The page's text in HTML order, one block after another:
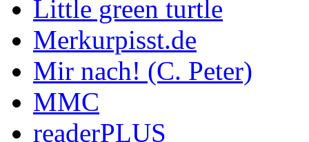
Little green turtle
Merkurpisst.de
Mir nach! (C. Peter)
MMC
readerPLUS